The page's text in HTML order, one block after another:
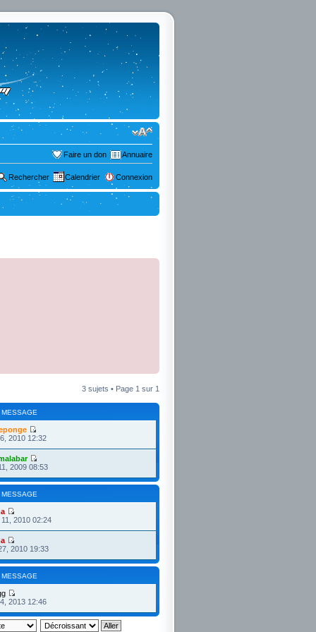
Faire un don Annuaire
Rechercher Calendrier Connexion
3 sujets • Page 1 sur 1
2010 12:32
2009 08:53
2010 02:24
2010 19:33
2013 12:46